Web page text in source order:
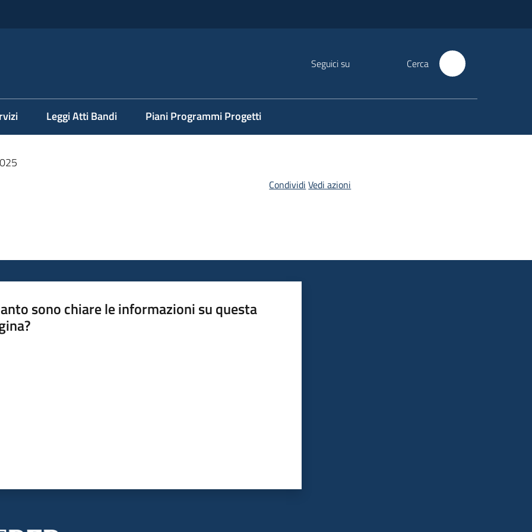
Seguici su Cerca
Leggi Atti Bandi Piani Programmi Progetti
Condividi Vedi azioni
sono chiare le informazioni su questa